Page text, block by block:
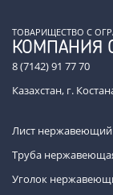
ТОВАРИЩЕСТВО С
КОМПАНИЯ
8 (7142) 91 77 70
Казахстан, г.
Лист нержавеющий
Труба
Уголок